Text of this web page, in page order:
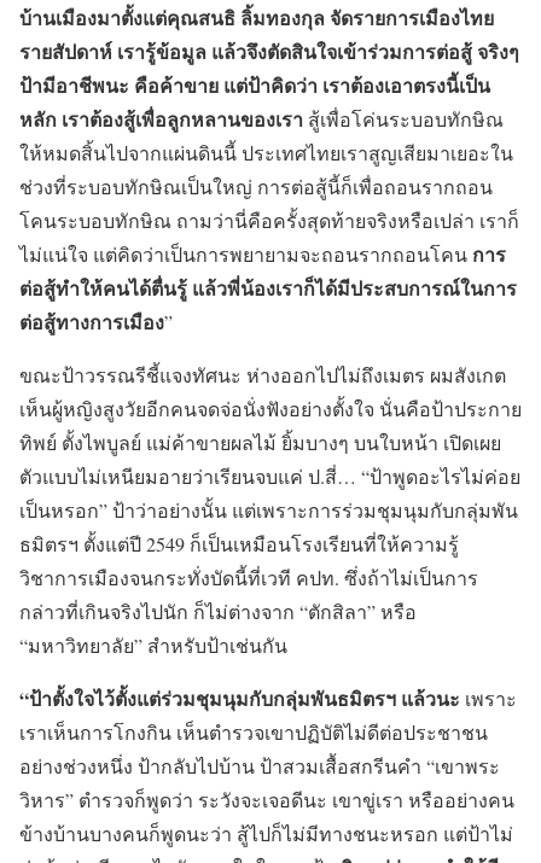
บ้านเมืองมาตั้งแต่คุณสนธิ ลิ้มทองกุล จัดรายการเมืองไทย
รายสัปดาห์ เรารู้ข้อมูล แล้วจึงตัดสินใจเข้าร่วมการต่อสู้ จริงๆ
ป้ามีอาชีพนะ คือค้าขาย แต่ป้าคิดว่า เราต้องเอาตรงนี้เป็น
หลัก เราต้องสู้เพื่อลูกหลานของเรา สู้เพื่อโค่นระบอบทักษิณ
ให้หมดสิ้นไปจากแผ่นดินนี้ ประเทศไทยเราสูญเสียมาเยอะใน
ช่วงที่ระบอบทักษิณเป็นใหญ่ การต่อสู้นี้ก็เพื่อถอนรากถอน
โคนระบอบทักษิณ ถามว่านี่คือครั้งสุดท้ายจริงหรือเปล่า เราก็
ไม่แน่ใจ แต่คิดว่าเป็นการพยายามจะถอนรากถอนโคน การ
ต่อสู้ทำให้คนได้ตื่นรู้ แล้วพี่น้องเราก็ได้มีประสบการณ์ในการ
ต่อสู้ทางการเมือง”
ขณะป้าวรรณรีชี้แจงทัศนะ ห่างออกไปไม่ถึงเมตร ผมสังเกต
เห็นผู้หญิงสูงวัยอีกคนจดจ่อนั่งฟังอย่างตั้งใจ นั่นคือป้าประกาย
ทิพย์ ตั้งไพบูลย์ แม่ค้าขายผลไม้ ยิ้มบางๆ บนใบหน้า เปิดเผย
ตัวแบบไม่เหนียมอายว่าเรียนจบแค่ ป.สี่… “ป้าพูดอะไรไม่ค่อย
เป็นหรอก” ป้าว่าอย่างนั้น แต่เพราะการร่วมชุมนุมกับกลุ่มพัน
ธมิตรฯ ตั้งแต่ปี 2549 ก็เป็นเหมือนโรงเรียนที่ให้ความรู้
วิชาการเมืองจนกระทั่งบัดนี้ที่เวที คปท. ซึ่งถ้าไม่เป็นการ
กล่าวที่เกินจริงไปนัก ก็ไม่ต่างจาก “ตักสิลา” หรือ
“มหาวิทยาลัย” สำหรับป้าเช่นกัน
“ป้าตั้งใจไว้ตั้งแต่ร่วมชุมนุมกับกลุ่มพันธมิตรฯ แล้วนะ เพราะ
เราเห็นการโกงกิน เห็นตำรวจเขาปฏิบัติไม่ดีต่อประชาชน
อย่างช่วงหนึ่ง ป้ากลับไปบ้าน ป้าสวมเสื้อสกรีนคำ “เขาพระ
วิหาร” ตำรวจก็พูดว่า ระวังจะเจอดีนะ เขาขู่เรา หรืออย่างคน
ข้างบ้านบางคนก็พูดนะว่า สู้ไปก็ไม่มีทางชนะหรอก แต่ป้าไม่